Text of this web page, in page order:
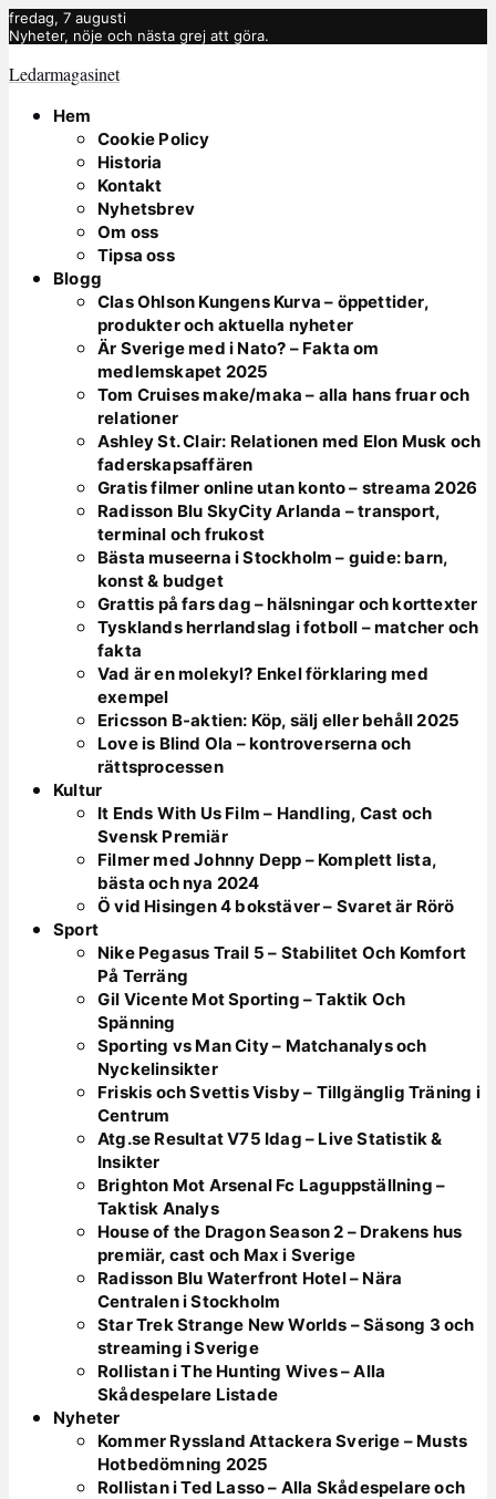
fredag, 7 augusti
Nyheter, nöje och nästa grej att göra.
Ledarmagasinet
Hem
Cookie Policy
Historia
Kontakt
Nyhetsbrev
Om oss
Tipsa oss
Blogg
Clas Ohlson Kungens Kurva – öppettider,
produkter och aktuella nyheter
Är Sverige med i Nato? – Fakta om
medlemskapet 2025
Tom Cruises make/maka – alla hans fruar och
relationer
Ashley St. Clair: Relationen med Elon Musk och
faderskapsaffären
Gratis filmer online utan konto – streama 2026
Radisson Blu SkyCity Arlanda – transport,
terminal och frukost
Bästa museerna i Stockholm – guide: barn,
konst & budget
Grattis på fars dag – hälsningar och korttexter
Tysklands herrlandslag i fotboll – matcher och
fakta
Vad är en molekyl? Enkel förklaring med
exempel
Ericsson B-aktien: Köp, sälj eller behåll 2025
Love is Blind Ola – kontroverserna och
rättsprocessen
Kultur
It Ends With Us Film – Handling, Cast och
Svensk Premiär
Filmer med Johnny Depp – Komplett lista,
bästa och nya 2024
Ö vid Hisingen 4 bokstäver – Svaret är Rörö
Sport
Nike Pegasus Trail 5 – Stabilitet Och Komfort
På Terräng
Gil Vicente Mot Sporting – Taktik Och
Spänning
Sporting vs Man City – Matchanalys och
Nyckelinsikter
Friskis och Svettis Visby – Tillgänglig Träning i
Centrum
Atg.se Resultat V75 Idag – Live Statistik &
Insikter
Brighton Mot Arsenal Fc Laguppställning –
Taktisk Analys
House of the Dragon Season 2 – Drakens hus
premiär, cast och Max i Sverige
Radisson Blu Waterfront Hotel – Nära
Centralen i Stockholm
Star Trek Strange New Worlds – Säsong 3 och
streaming i Sverige
Rollistan i The Hunting Wives – Alla
Skådespelare Listade
Nyheter
Kommer Ryssland Attackera Sverige – Musts
Hotbedömning 2025
Rollistan i Ted Lasso – Alla Skådespelare och